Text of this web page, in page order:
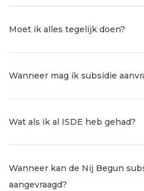
Moet ik alles tegelijk doen?
Wanneer mag ik subsidie
Wat als ik al ISDE heb gehad?
Wanneer kan de Nij Begun
aangevraagd?